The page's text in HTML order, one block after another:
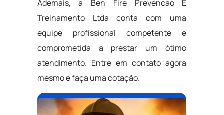
Ademais, a Ben Fire Prevencao E
Treinamento Ltda conta com uma
equipe profissional competente e
comprometida a prestar um ótimo
atendimento. Entre em contato agora
mesmo e faça uma cotação.